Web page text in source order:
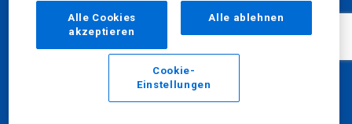
Alle Cookies
akzeptieren
Alle ablehnen
Cookie-
Einstellungen
E-Mail Anrufen